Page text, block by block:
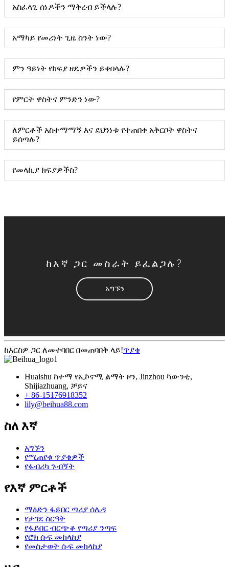
አስፈላጊ ሰነዶችን ማቅረብ ይችላሉ?
አማካይ የመሪነት ጊዜ ስንት ነው?
ምን ዓይነት የክፍያ ዘዴዎችን ይቀበላሉ?
የምርት ዋስትና ምንድን ነው?
ለምርቶች አስተማማኝ እና ደህንነቱ የተጠበቀ አቅርቦት ዋስትና
ይሰጣሉ?
የመላኪያ ክፍያዎችስ?
ከእኛ ጋር መስራት ይፈልጋሉ?
አግኙን
ከእርስዎ ጋር ለመተባበር በመጠባበቅ ላይ!ጥያቄ
Huaishu ከተማ የኢኮኖሚ ልማት ዞን, Jinzhou ካውንቲ,
Shijiazhuang, ቻይና
+ 86-15176918352
lily@beihua88.com
ስለ እኛ
አግኙን
የሚጠየቁ ጥያቄዎች
የፋብሪካ ጉብኝት
የእኛ ምርቶች
ማዕድን ፋይበር ጣሪያ ሰሌዳ
የታገደ ስርዓት
የፋይበር ብርጭቆ የጣሪያ ንጣፍ
የሮክ ሱፍ መከላከያ
የመስታወት ሱፍ መከላከያ